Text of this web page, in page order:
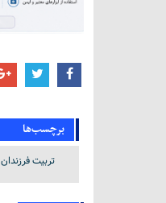
برچسب‌ها
تربیت فرزندان